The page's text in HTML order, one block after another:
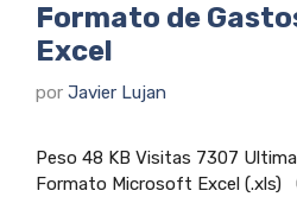
Formato de
Excel
por Javier Lujan
Peso 48 KB Visitas 7307
Formato Microsoft Excel (.xls)